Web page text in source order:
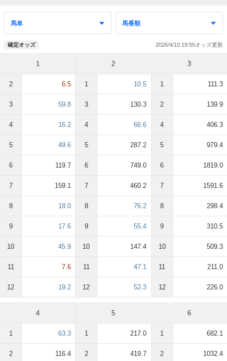
確定オッズ 2026/4/10 19:55
1
2 6.5
3 59.8
4 16.2
5 49.6
6 119.7
7 159.1
8 18.0
9 17.6
10 45.9
11 7.6
12 19.2
2
1 10.5
3 130.3
4 66.6
5 287.2
6 749.0
7 460.2
8 76.2
9 55.4
10 147.4
11 47.1
12 52.3
3
1 111.3
2 139.9
4 406.3
5 979.4
6 1819.0
7 1591.6
8 298.4
9 310.5
10 509.3
11 211.0
12 226.0
4
1 63.3
2 116.4
5
1 217.0
2 419.7
6
1 682.1
2 1032.4